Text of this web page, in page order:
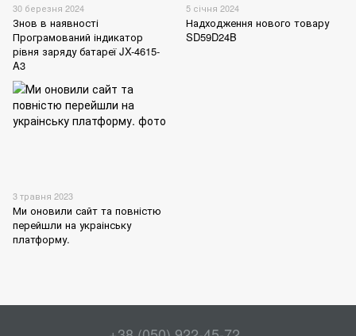
30 березня 2024
Знов в наявності
Програмований індикатор
рівня заряду батареї JX-4615-
A3
5 січня 2024
Надходження нового товару
SD59D24B
3 травня 2023
Ми оновили сайт та повністю
перейшли на украінську
платформу.